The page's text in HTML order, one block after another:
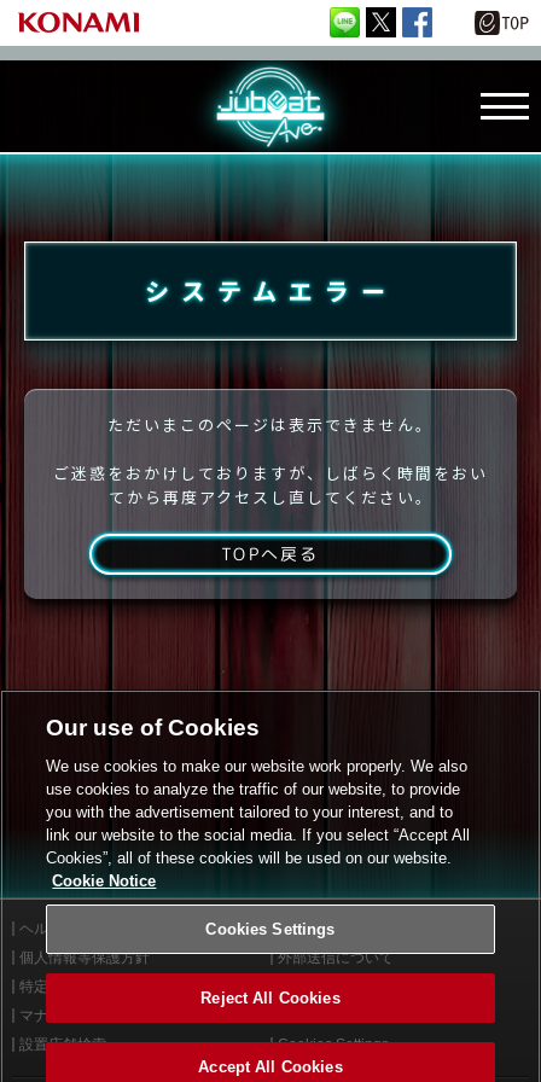
システムエラー
ただいまこのページは表示できません。
ご迷惑をおかけしておりますが、しばらく時間をおい
てから再度アクセスし直してください。
TOPへ戻る
ヘルプ
利用規約
個人情報等保護方針
外部送信について
特定商取引法に基づく表示
マナー＆ルール
設置店舗検索
Cookies Settings
Our use of Cookies
We use cookies to make our website work properly. We also
use cookies to analyze the traffic of our website, to provide
you with the advertisement tailored to your interest, and to
link our website to the social media. If you select “Accept All
Cookies”, all of these cookies will be used on our website.
Cookie Notice
Cookies Settings
Reject All Cookies
Accept All Cookies